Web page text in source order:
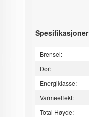
Brensel:
Dør:
Energiklasse:
Varmeeffekt:
Total Høyde: